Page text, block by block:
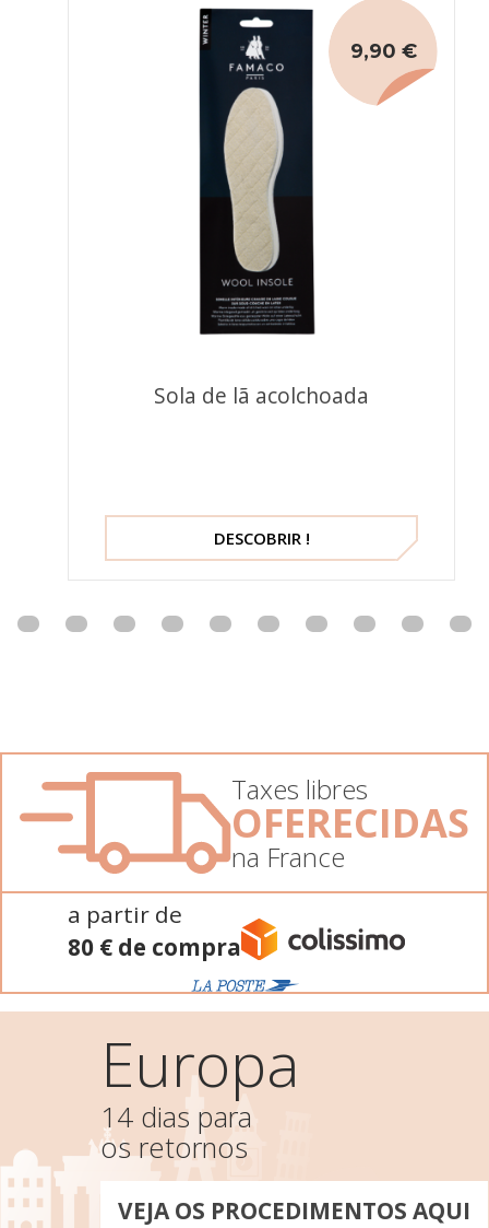
Sola de lã acolchoada
9,90 €
DESCOBRIR !
Taxes libres
OFERECIDAS
na France
a partir de
80 € de compra
Europa
14 dias para
os retornos
VEJA OS PROCEDIMENTOS AQUI